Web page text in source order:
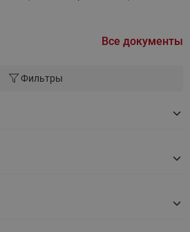
Все документы
Фильтры